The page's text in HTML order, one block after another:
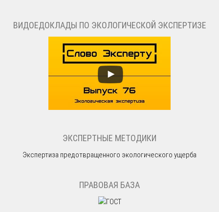
ВИДОЕДОКЛАДЫ ПО ЭКОЛОГИЧЕСКОЙ ЭКСПЕРТИЗЕ
ЭКСПЕРТНЫЕ МЕТОДИКИ
Экспертиза предотвращенного экологического ущерба
ПРАВОВАЯ БАЗА